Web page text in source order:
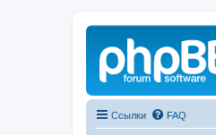
Ссылки FAQ